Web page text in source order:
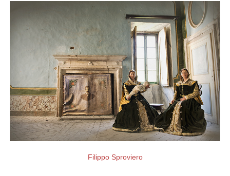
Lana Cotone Lino Seta
2025
Filippo Sproviero